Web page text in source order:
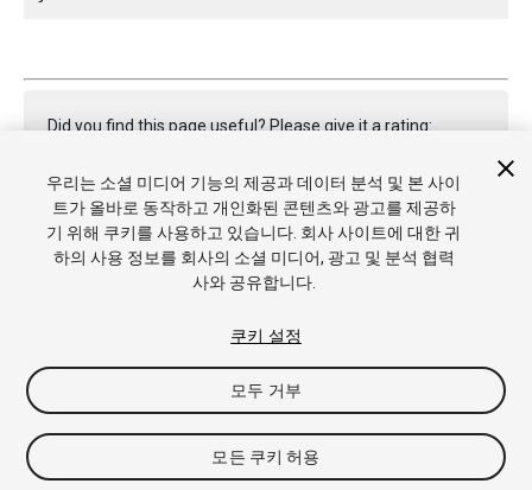
Did you find this page useful? Please give it a rating:
Report a problem on this page
Copyright © 2022 Unity Technologies. Publication 2022.3
및 이용약관
개인정보처리방침
내 개인정보 판
매 금지
쿠키 기본 설정
우리는 소셜 미디어 기능의 제공과 데이터 분석 및 본 사이
트가 올바로 동작하고 개인화된 콘텐츠와 광고를 제공하
기 위해 쿠키를 사용하고 있습니다. 회사 사이트에 대한 귀
하의 사용 정보를 회사의 소셜 미디어, 광고 및 분석 협력
사와 공유합니다.
쿠키 설정
모두 거부
모든 쿠키 허용